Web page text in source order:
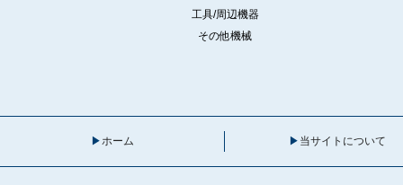
工具/周辺機器
その他機械
ホーム 当サイトについて